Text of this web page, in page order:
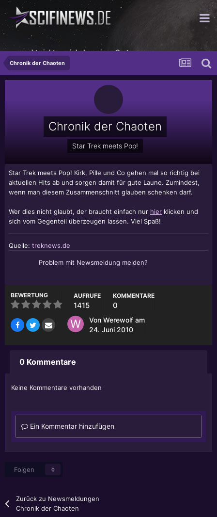
...macht nichts - wir haben einen Gartenzaun.
Chronik der Chaoten
Chronik der Chaoten
Star Trek meets Pop!
Star Trek meets Pop! Kirk, Pille und Co gehen mal so richtig bei
aktuellen Hits ab und sorgen damit für gute Laune. Zumindest,
wenn man diesem Zusammenschnitt glauben schenken darf.
Wer dies nicht glaubt, der braucht einfach nur hier klicken und
sich vom Gegenteil überzeugen lassen. Viel Spaß!
Quelle: treknews.de
Problem mit Newsmeldung melden?
BEWERTUNG AUFRUFE
1415
KOMMENTARE
0
Von Werewolf am
24. Juni 2010
0 Kommentare
Keine Kommentare vorhanden
Ein Kommentar hinzufügen
Folgen 0
Zurück zu Newsmeldungen
Chronik der Chaoten